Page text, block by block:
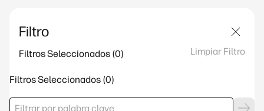
Filtro
Filtros Seleccionados Limpiar Filtro
Filtros Seleccionados